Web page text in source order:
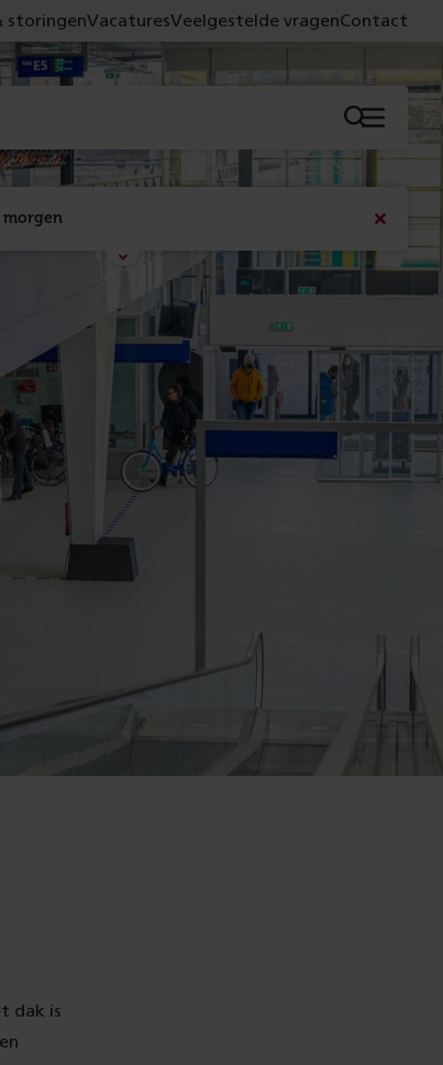
Met de campagne 'Voor 't spoor naar morgen' laten
we zien wat er vandaag gebeurt en wat dat -
figuurlijk gezien - morgen oplevert.
Lees meer
sluiten
storingenVacaturesVeelgestelde vragenContact
Menu
dak is